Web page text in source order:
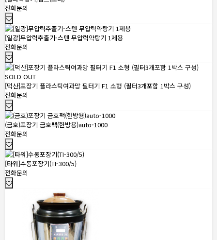
전화문의
[일광]무압력추출기-스텐 무압력약탕기 1제용
전화문의
SOLD OUT
[덕산]포장기 플라스틱여과망 필터기 F1 소형 (필터3개포함 1박스 구성)
전화문의
(금호)포장기 금호팩(한방용)auto-1000
전화문의
[타워]수동포장기(TI-300/5)
전화문의